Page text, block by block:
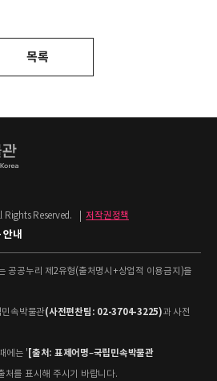
목록
Reserved.
저작권정책
안내
공공누리 제2유형(출처명시+상업적 이용금지)을
속박물관(사전편찬팀: 02-3704-3225)과 사전
에는 '[출처: 표제어명–국립민속박물관
처를 표시해 주시기 바랍니다.